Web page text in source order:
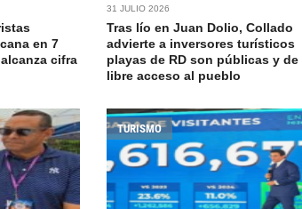
en 7
cifra
31 JULIO 2026
Tras lío en Juan Dolio, Collado
advierte a inversores turísticos
playas de RD son públicas y de
libre acceso al pueblo
TURISMO